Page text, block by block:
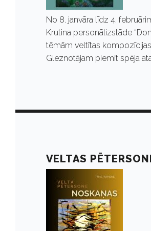
No 8. janvāra līdz 4.
Krutina personālizstāde
tēmām veltītas
Gleznotājam piemīt spēja
VELTAS